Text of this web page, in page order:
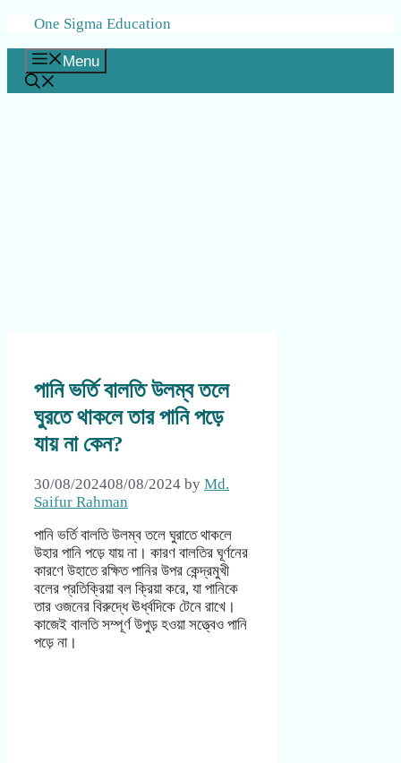
Skip
content
One Sigma Education
Menu
পানি ভর্তি বালতি উলম্ব তলে
ঘুরতে থাকলে তার পানি পড়ে
যায় না কেন?
30/08/202408/08/2024 by Md.
Saifur Rahman
পানি ভর্তি বালতি উলম্ব তলে ঘুরাতে থাকলে
উহার পানি পড়ে যায় না। কারণ বালতির ঘূর্ণনের
কারণে উহাতে রক্ষিত পানির উপর কেন্দ্রমুখী
বলের প্রতিক্রিয়া বল ক্রিয়া করে, যা পানিকে
তার ওজনের বিরুদ্ধে ঊর্ধ্বদিকে টেনে রাখে।
কাজেই বালতি সম্পূর্ণ উপুড় হওয়া সত্ত্বেও পানি
পড়ে না।